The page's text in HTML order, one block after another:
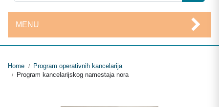
MENU
Home / Program operativnih kancelarija
/ Program kancelarijskog namestaja nora